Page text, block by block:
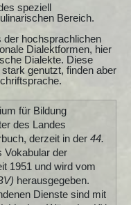
speziell
Bereich.
der hochsprachlichen
Dialektformen, hier
Dialekte. Diese
genutzt, finden aber
für Bildung
des Landes
derzeit in der 44.
der
1951 und wird vom
herausgegeben.
Dienste sind mit